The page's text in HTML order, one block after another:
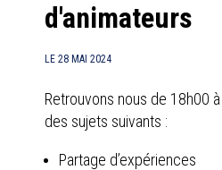
d'animateurs
LE 28 MAI 2024
Retrouvons nous de 18h00
des sujets suivants :
Partage d’expériences